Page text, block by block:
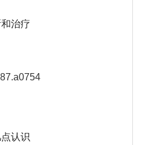
治疗
认识